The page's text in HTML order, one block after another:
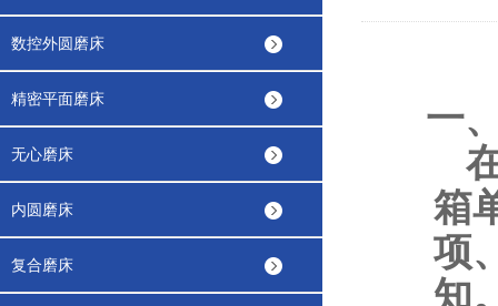
数控外圆磨床
精密平面磨床
无心磨床
内圆磨床
复合磨床
一
箱
项
知